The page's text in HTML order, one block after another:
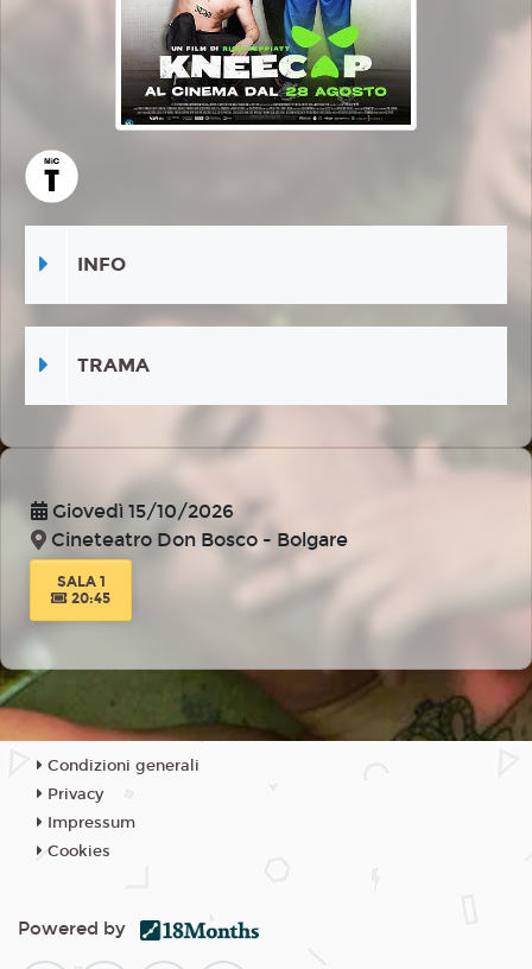
INFO
TRAMA
Giovedì 15/10/2026
Cineteatro Don Bosco - Bolgare
SALA 1
20:45
Condizioni generali
Privacy
Impressum
Cookies
Powered by